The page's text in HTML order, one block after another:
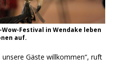
Festival in Wendake leben
auf.
Gäste willkommen“, ruft